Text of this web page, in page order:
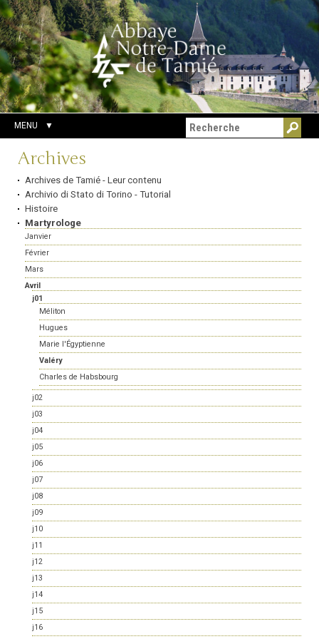
Aller
au
contenu.
|
Aller
à
la
navigation
Outils
personnels
Chercher par
Recherche
avancée…
MENU
Navigation
Archives
Archives de Tamié - Leur contenu
Archivio di Stato di Torino - Tutorial
Histoire
Martyrologe
Janvier
Février
Mars
Avril
j01
Méliton
Hugues
Marie l'Égyptienne
Valéry
Charles de Habsbourg
j02
j03
j04
j05
j06
j07
j08
j09
j10
j11
j12
j13
j14
j15
j16